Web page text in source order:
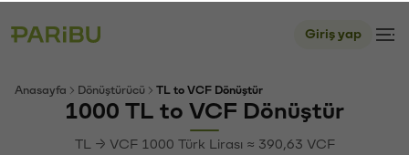
Giriş yap
Anasayfa Dönüştürücü TL to VCF Dönüştür
1000 TL to VCF Dönüştür
TL → VCF 1000 Türk Lirası ≈ 390,63 VCF